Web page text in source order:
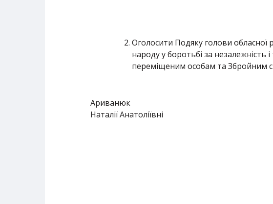
Оголосити Подяку голови обласної
народу у боротьбі за незалежність
переміщеним особам та Збройним
Ариванюк
Наталії Анатоліївні